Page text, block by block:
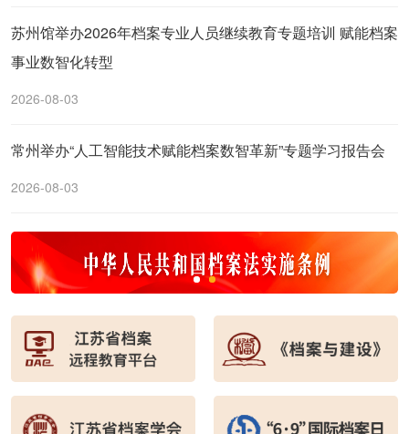
苏州馆举办2026年档案专业人员继续教育专题培训 赋能档案
事业数智化转型
2026-08-03
常州举办“人工智能技术赋能档案数智革新”专题学习报告会
2026-08-03